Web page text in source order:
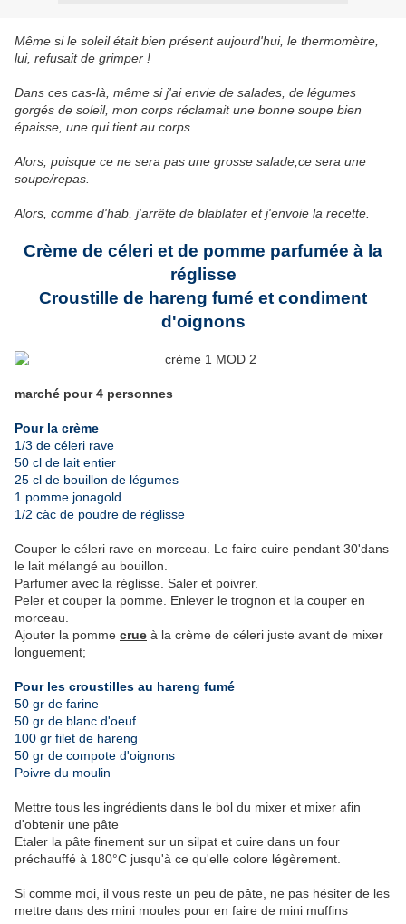
Même si le soleil était bien présent aujourd'hui, le thermomètre,
lui, refusait de grimper !
Dans ces cas-là, même si j'ai envie de salades, de légumes
gorgés de soleil, mon corps réclamait une bonne soupe bien
épaisse, une qui tient au corps.
Alors, puisque ce ne sera pas une grosse salade,ce sera une
soupe/repas.
Alors, comme d'hab, j'arrête de blablater et j'envoie la recette.
Crème de céleri et de pomme parfumée à la
réglisse
Croustille de hareng fumé et condiment
d'oignons
marché pour 4 personnes
Pour la crème
1/3 de céleri rave
50 cl de lait entier
25 cl de bouillon de légumes
1 pomme jonagold
1/2 càc de poudre de réglisse
Couper le céleri rave en morceau. Le faire cuire pendant 30'dans
le lait mélangé au bouillon.
Parfumer avec la réglisse. Saler et poivrer.
Peler et couper la pomme. Enlever le trognon et la couper en
morceau.
Ajouter la pomme crue à la crème de céleri juste avant de mixer
longuement;
Pour les croustilles au hareng fumé
50 gr de farine
50 gr de blanc d'oeuf
100 gr filet de hareng
50 gr de compote d'oignons
Poivre du moulin
Mettre tous les ingrédients dans le bol du mixer et mixer afin
d'obtenir une pâte
Etaler la pâte finement sur un silpat et cuire dans un four
préchauffé à 180°C jusqu'à ce qu'elle colore légèrement.
Si comme moi, il vous reste un peu de pâte, ne pas hésiter de les
mettre dans des mini moules pour en faire de mini muffins